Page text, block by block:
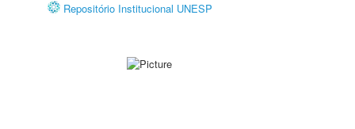
Repositório Institucional UNESP